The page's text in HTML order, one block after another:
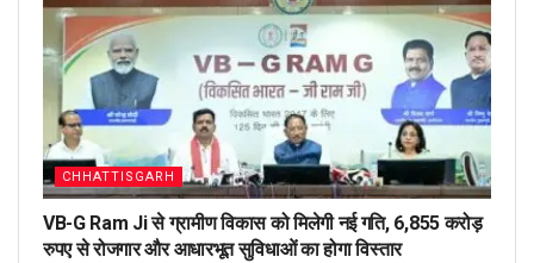
CHHATTISGARH
VB-G Ram Ji से ग्रामीण विकास को मिलेगी नई गति, 6,855 करोड़
रुपए से रोजगार और आधारभूत सुविधाओं का होगा विस्तार